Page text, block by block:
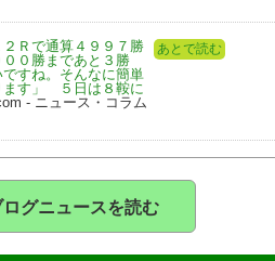
Ｒで通算４９９７勝
０勝まであと３勝
ですね。そんなに簡単
ます」 ５日は８鞍に
- ニュース・コラム
あとで読む
グニュースを読む